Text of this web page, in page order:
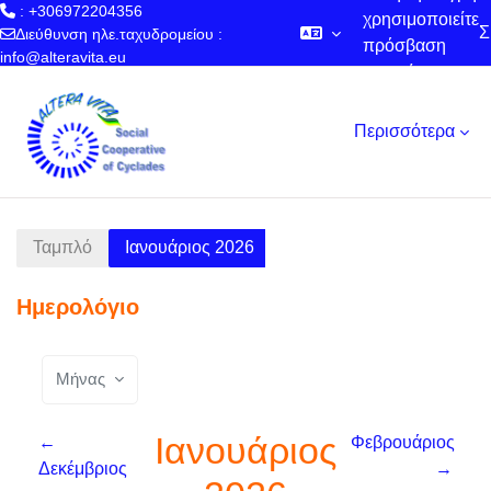
: +306972204356
Διεύθυνση ηλε.ταχυδρομείου :
info@alteravita.eu
χρησιμοποιείτε
πρόσβαση
επισκέπτη
Περισσότερα
Ταμπλό Ιανουάριος 2026
Ημερολόγιο
Μήνας
←
Δεκέμβριος
Ιανουάριος
Φεβρουάριος
→